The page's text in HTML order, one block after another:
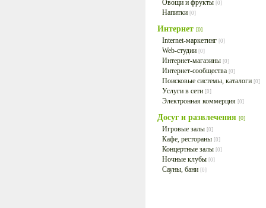
Овощи и фрукты [0]
Напитки [0]
Интернет [0]
Internet-маркетинг [0]
Web-студии [0]
Интернет-магазины [0]
Интернет-сообщества [0]
Поисковые системы, каталоги [0]
Услуги в сети [0]
Электронная коммерция [0]
Досуг и развлечения [0]
Игровые залы [0]
Кафе, рестораны [0]
Концертные залы [0]
Ночные клубы [0]
Сауны, бани [0]